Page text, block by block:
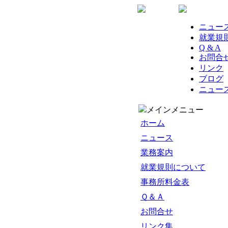
ニュー
就業規
Q & A
お問合
リンク
ブログ
ニュー
メインメニュー
ホーム
ニュース
業務案内
就業規則について
事務所料金表
Ｑ＆Ａ
お問合せ
リンク集